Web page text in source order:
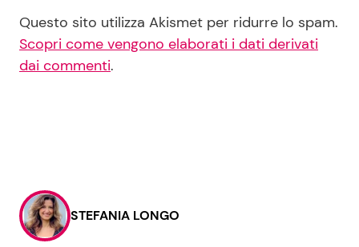
Questo sito utilizza Akismet per ridurre lo spam.
Scopri come vengono elaborati i dati derivati
dai commenti.
STEFANIA LONGO